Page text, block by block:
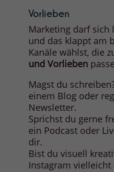
Vorlieben
Marketing darf sich
und das klappt am
Kanäle wählst, die
und Vorlieben
Magst du
einem Blog oder
Newsletter.
Sprichst du gerne
ein Podcast oder
dir.
Bist du visuell
Instagram vielleicht